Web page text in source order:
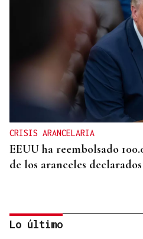
CRISIS ARANCELARIA
EEUU ha reembolsado
de los aranceles
Lo último